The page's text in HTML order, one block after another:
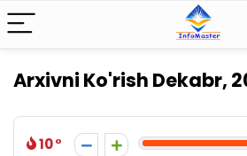
Arxivni Ko'rish Dekabr,
10